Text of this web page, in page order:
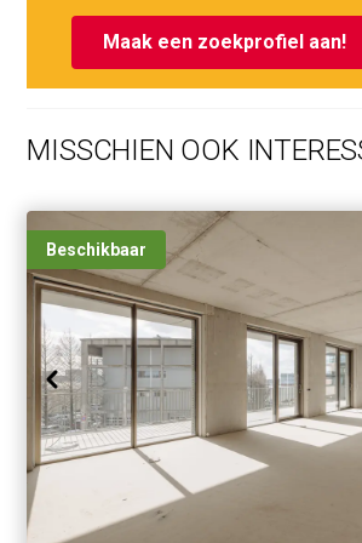
verkoopruimte met een eigen entree
Rosmarijnsteeg en een opslag-/
souterrain. De frontbreedte bedraagt
verhuurbare vloeroppervlak bedraagt
een aanvullend inpandig lager deel van
is in gebruik als headshop en omvat
winkelruimte met opslagmogelijkheden
toiletvoorziening in de vide.
Woningen
Woning 1 – Spuistraat 257-A: circa 48
verdieping
Woning 2 – Spuistraat 257-B1: circa 37
verdieping (leegstaand)
Maak een zoekprofiel aan!
MISSCHIEN OOK
Beschikbaar